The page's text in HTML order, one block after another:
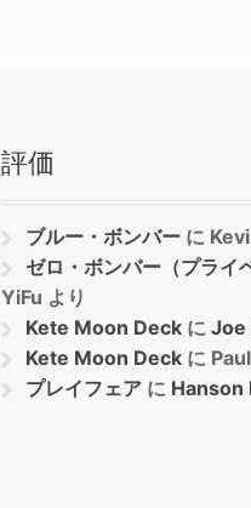
評価
ブルー・ボンバー に
ゼロ・ボンバー（プライ
YiFu より
Kete Moon Deck にJoe
Kete Moon Deck に Paul
プレイフェア に Hanson